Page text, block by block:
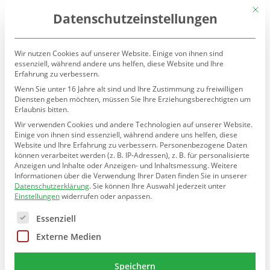
Seite wählen
KLASSEN 3 & 4 · SCHULJAHR
Noten- oder Verbalzeugnisse?
1/ 3
Mit
Datenschutzeinstellungen
Wir nutzen Cookies auf unserer Website. Einige von ihnen sind
essenziell, während andere uns helfen, diese Website und Ihre
Erfahrung zu verbessern.
Wenn Sie unter 16 Jahre alt sind und Ihre Zustimmung zu freiwilligen
Diensten geben möchten, müssen Sie Ihre Erziehungsberechtigten um
Erlaubnis bitten.
Wir verwenden Cookies und andere Technologien auf unserer Website.
Einige von ihnen sind essenziell, während andere uns helfen, diese
Website und Ihre Erfahrung zu verbessern. Personenbezogene Daten
können verarbeitet werden (z. B. IP-Adressen), z. B. für personalisierte
Anzeigen und Inhalte oder Anzeigen- und Inhaltsmessung.Weitere
Informationen über die Verwendung Ihrer Daten finden Sie in unserer
Datenschutzerklärung.Sie können Ihre Auswahl jederzeit unter
Einstellungenwiderrufen oder anpassen.
Es folgt eine Liste der Service-Gruppen, für die eine
Essenziell
Externe Medien
Speichern